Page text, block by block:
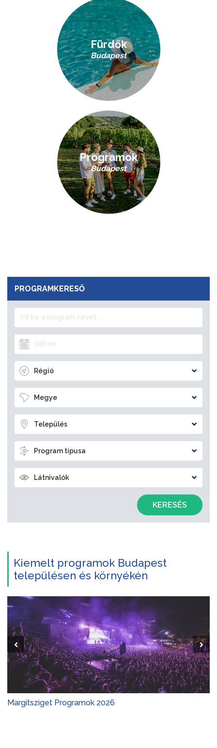
Fürdők
Budapest
Programok
Budapest
PROGRAMKERESŐ
Régió
Megye
Település
Program típusa
Látnivalók
KERESÉS
Kiemelt programok Budapest
településen és környékén
Margitsziget Programok 2026